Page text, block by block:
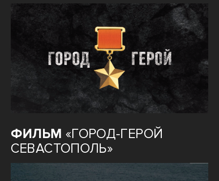
ФИЛЬМ «ГОРОД-ГЕРОЙ
СЕВАСТОПОЛЬ»